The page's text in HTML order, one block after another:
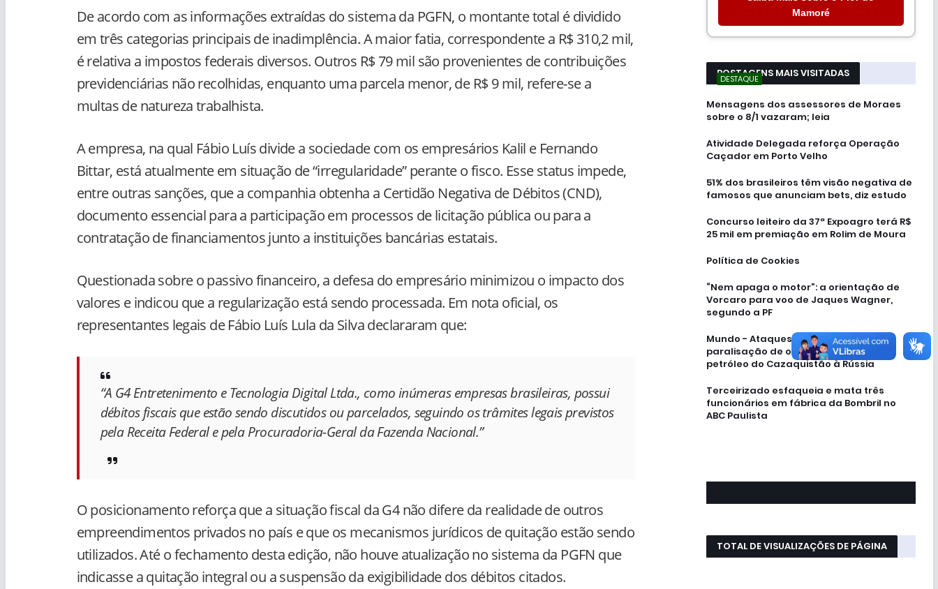
De acordo com as informações extraídas do sistema da PGFN, o montante total é dividido
em três categorias principais de inadimplência. A maior fatia, correspondente a R$ 310,2 mil,
é relativa a impostos federais diversos. Outros R$ 79 mil são provenientes de contribuições
previdenciárias não recolhidas, enquanto uma parcela menor, de R$ 9 mil, refere-se a
multas de natureza trabalhista.
A empresa, na qual Fábio Luís divide a sociedade com os empresários Kalil e Fernando
Bittar, está atualmente em situação de “irregularidade” perante o fisco. Esse status impede,
entre outras sanções, que a companhia obtenha a Certidão Negativa de Débitos (CND),
documento essencial para a participação em processos de licitação pública ou para a
contratação de financiamentos junto a instituições bancárias estatais.
Questionada sobre o passivo financeiro, a defesa do empresário minimizou o impacto dos
valores e indicou que a regularização está sendo processada. Em nota oficial, os
representantes legais de Fábio Luís Lula da Silva declararam que:
“A G4 Entretenimento e Tecnologia Digital Ltda., como inúmeras empresas brasileiras, possui
débitos fiscais que estão sendo discutidos ou parcelados, seguindo os trâmites legais previstos
pela Receita Federal e pela Procuradoria-Geral da Fazenda Nacional.”
O posicionamento reforça que a situação fiscal da G4 não difere da realidade de outros
empreendimentos privados no país e que os mecanismos jurídicos de quitação estão sendo
utilizados. Até o fechamento desta edição, não houve atualização no sistema da PGFN que
indicasse a quitação integral ou a suspensão da exigibilidade dos débitos citados.
Mamoré
POSTAGENS MAIS VISITADAS
DESTAQUE
Mensagens dos assessores de Moraes
sobre o 8/1 vazaram; leia
Atividade Delegada reforça Operação
Caçador em Porto Velho
51% dos brasileiros têm visão negativa de
famosos que anunciam bets, diz estudo
Concurso leiteiro da 37ª Expoagro terá R$
25 mil em premiação em Rolim de Moura
Política de Cookies
“Nem apaga o motor”: a orientação de
Vorcaro para voo de Jaques Wagner,
segundo a PF
Mundo - Ataques ucranianos forçam
paralisação de oleoduto que leva
petróleo do Cazaquistão à Rússia
Terceirizado esfaqueia e mata três
funcionários em fábrica da Bombril no
ABC Paulista
TOTAL DE VISUALIZAÇÕES DE PÁGINA